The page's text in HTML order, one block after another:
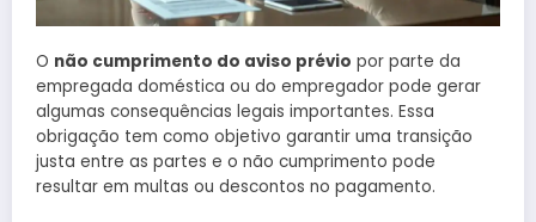
O não cumprimento do aviso prévio por parte da
empregada doméstica ou do empregador pode gerar
algumas consequências legais importantes. Essa
obrigação tem como objetivo garantir uma transição
justa entre as partes e o não cumprimento pode
resultar em multas ou descontos no pagamento.